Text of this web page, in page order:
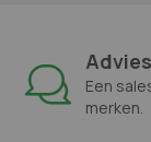
Een
merken.